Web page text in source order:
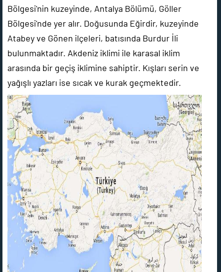
Bölgesi'nin kuzeyinde, Antalya Bölümü, Göller
Bölgesi'nde yer alır. Doğusunda Eğirdir, kuzeyinde
Atabey ve Gönen ilçeleri, batısında Burdur İli
bulunmaktadır. Akdeniz iklimi ile karasal iklim
arasında bir geçiş iklimine sahiptir. Kışları serin ve
yağışlı yazları ise sıcak ve kurak geçmektedir.